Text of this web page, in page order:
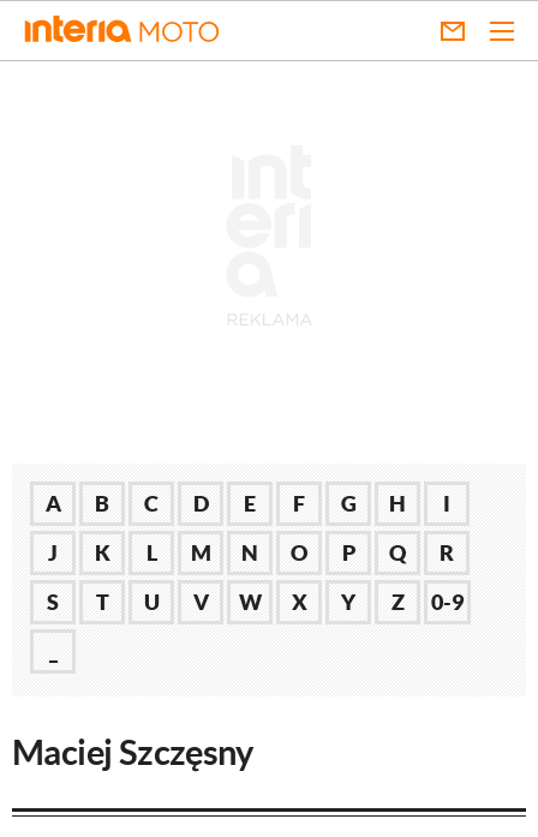
A B C D E F G H
I
J
K L M N O P Q
R
S
T U V W X Y Z
0-9
Maciej Szczęsny